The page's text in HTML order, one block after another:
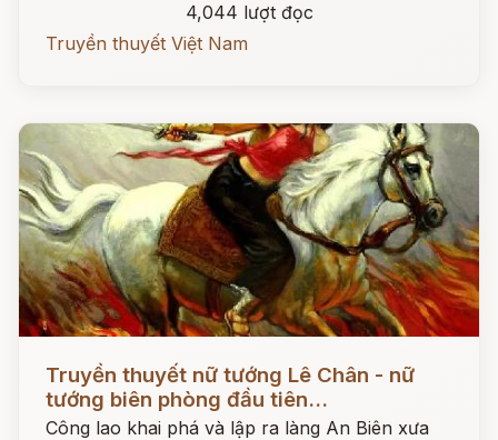
4,044 lượt đọc
Truyền thuyết Việt Nam
Đọc ngay
Truyền thuyết nữ tướng Lê Chân - nữ
tướng biên phòng đầu tiên...
Công lao khai phá và lập ra làng An Biên xưa